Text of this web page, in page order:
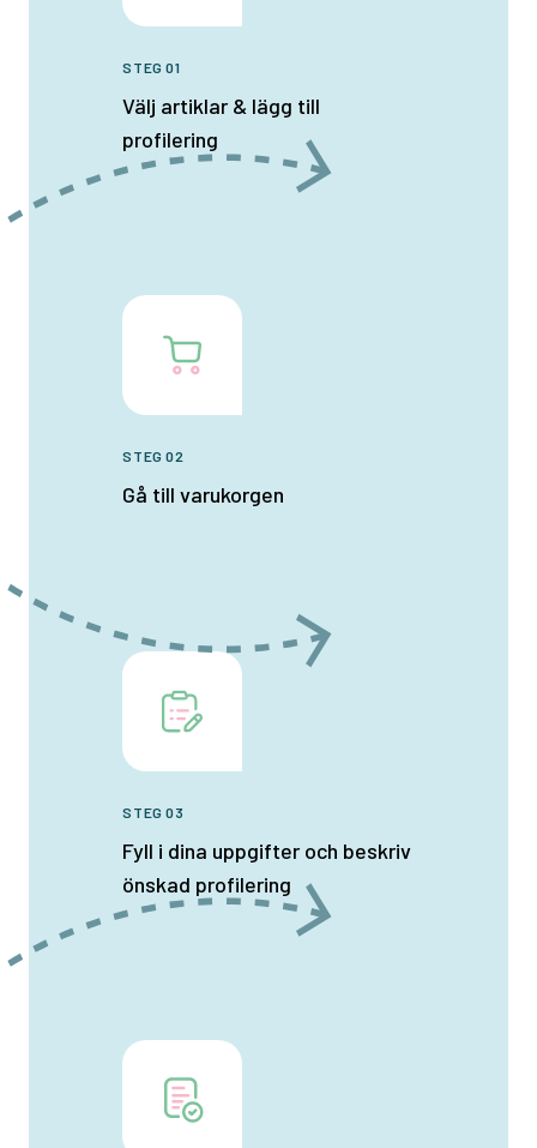
STEG 01
Välj artiklar & lägg till
profilering
STEG 02
Gå till varukorgen
STEG 03
Fyll i dina uppgifter och beskriv
önskad profilering